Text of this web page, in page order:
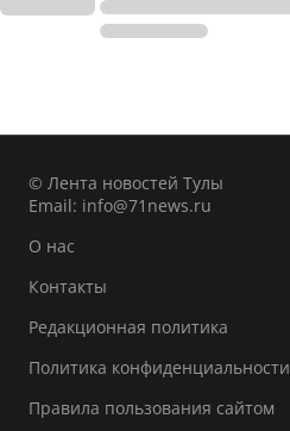
© Лента новостей Тулы
Email: info@71news.ru
О нас
Контакты
Редакционная политика
Политика конфиденциальности
Правила пользования сайтом